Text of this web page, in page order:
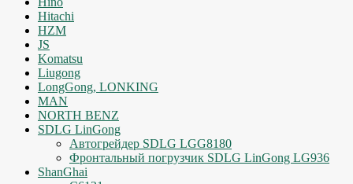
Hitachi
HZM
JS
Komatsu
Liugong
LongGong, LONKING
MAN
NORTH BENZ
SDLG LinGong
Автогрейдер SDLG LGG8180
Фронтальный погрузчик SDLG LinGong LG936
ShanGhai